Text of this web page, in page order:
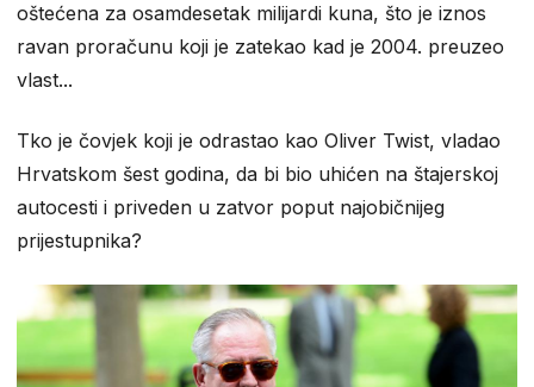
oštećena za osamdesetak milijardi kuna, što je iznos
ravan proračunu koji je zatekao kad je 2004. preuzeo
vlast...
Tko je čovjek koji je odrastao kao Oliver Twist, vladao
Hrvatskom šest godina, da bi bio uhićen na štajerskoj
autocesti i priveden u zatvor poput najobičnijeg
prijestupnika?